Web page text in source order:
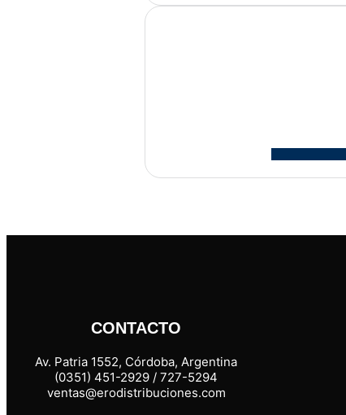
CONTACTO
Av. Patria 1552, Córdoba, Argentina
(0351) 451-2929 / 727-5294
ventas@erodistribuciones.com